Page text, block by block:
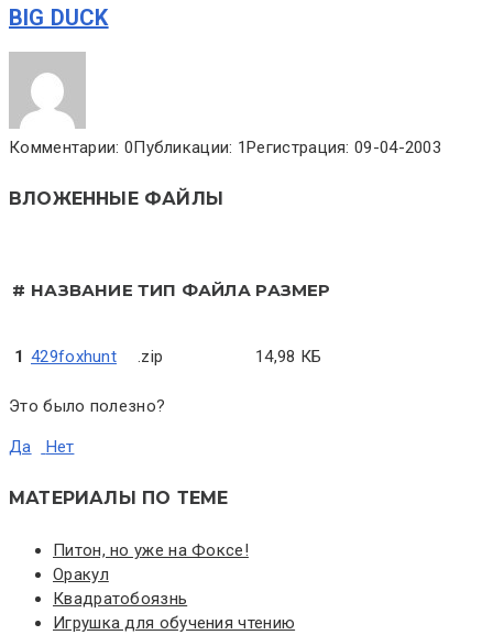
BIG DUCK
Комментарии: 0Публикации: 1Регистрация: 09-04-2003
ВЛОЖЕННЫЕ ФАЙЛЫ
# НАЗВАНИЕ ТИП ФАЙЛА РАЗМЕР
1 429foxhunt .zip 14,98 КБ
Это было полезно?
Да Нет
МАТЕРИАЛЫ ПО ТЕМЕ
Питон, но уже на Фоксе!
Оракул
Квадратобоязнь
Игрушка для обучения чтению